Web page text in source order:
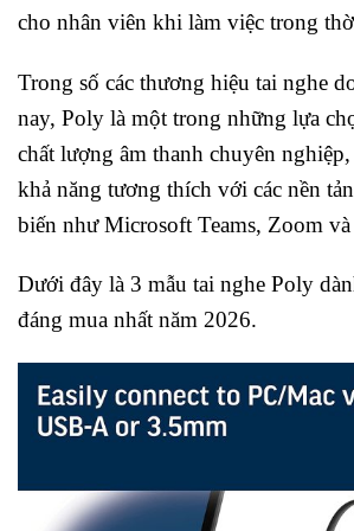
cho nhân viên khi làm việc trong
Trong số các thương hiệu tai nghe
nay, Poly là một trong những lựa
chất lượng âm thanh chuyên
khả năng tương thích với các nền
biến như Microsoft Teams, Zoom
Dưới đây là 3 mẫu tai nghe Poly
đáng mua nhất năm 2026.